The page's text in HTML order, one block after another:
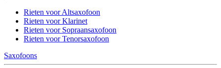
Rieten voor Altsaxofoon
Rieten voor Klarinet
Rieten voor Sopraansaxofoon
Rieten voor Tenorsaxofoon
Saxofoons